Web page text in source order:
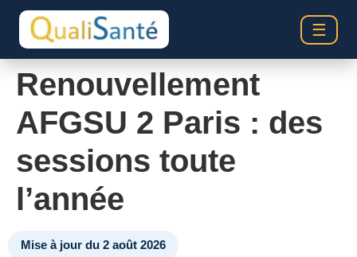
☰
Renouvellement
AFGSU 2 Paris : des
sessions toute
l’année
Mise à jour du 2 août 2026